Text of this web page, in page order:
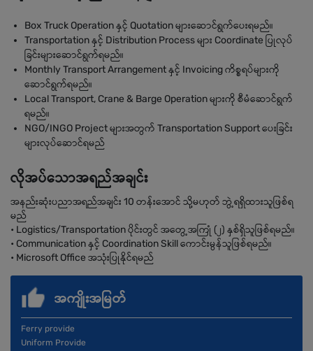
Box Truck Operation နှင့် Quotation များဆောင်ရွက်ပေးရမည်။
Transportation နှင့် Distribution Process များ Coordinate ပြုလုပ်
ခြင်းများဆောင်ရွက်ရမည်။
Monthly Transport Arrangement နှင့် Invoicing ကိစ္စရပ်များကို
ဆောင်ရွက်ရမည်။
Local Transport, Crane & Barge Operation များကို စီမံဆောင်ရွက်
ရမည်။
NGO/INGO Project များအတွက် Transportation Support ပေးခြင်း
များလုပ်ဆောင်ရမည်
လိုအပ်သောအရည်အချင်း
အနည်းဆုံးပညာအရည်အချင်း 10 တန်းအောင် သို့မဟုတ် ဘွဲ့ရရှိထားသူဖြစ်ရ
မည်
• Logistics/Transportation ပိုင်းတွင် အတွေ့အကြုံ (၂) နှစ်ရှိသူဖြစ်ရမည်။
• Communication နှင့် Coordination Skill ကောင်းမွန်သူဖြစ်ရမည်။
• Microsoft Office အသုံးပြုနိုင်ရမည်
အကျိုးအမြတ်
Ferry provide
Uniform Provide